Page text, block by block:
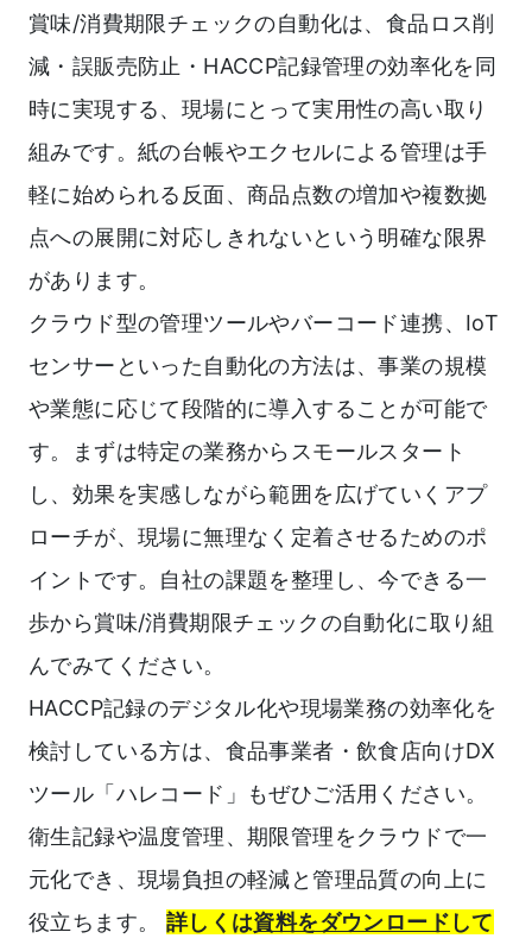
賞味/消費期限チェックの自動化は、食品ロス削
減・誤販売防止・HACCP記録管理の効率化を同
時に実現する、現場にとって実用性の高い取り
組みです。紙の台帳やエクセルによる管理は手
軽に始められる反面、商品点数の増加や複数拠
点への展開に対応しきれないという明確な限界
があります。
クラウド型の管理ツールやバーコード連携、IoT
センサーといった自動化の方法は、事業の規模
や業態に応じて段階的に導入することが可能で
す。まずは特定の業務からスモールスタート
し、効果を実感しながら範囲を広げていくアプ
ローチが、現場に無理なく定着させるためのポ
イントです。自社の課題を整理し、今できる一
歩から賞味/消費期限チェックの自動化に取り組
んでみてください。
HACCP記録のデジタル化や現場業務の効率化を
検討している方は、食品事業者・飲食店向けDX
ツール「ハレコード」もぜひご活用ください。
衛生記録や温度管理、期限管理をクラウドで一
元化でき、現場負担の軽減と管理品質の向上に
役立ちます。 詳しくは資料をダウンロード して